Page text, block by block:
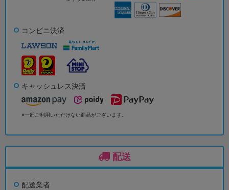
コンビニ決済
キャッシュレス決済
※一部ご利用いただけない商品がございます。
配送
配送業者